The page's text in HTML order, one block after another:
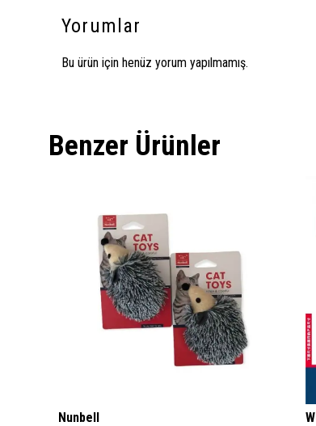
Yorumlar
Bu ürün için henüz yorum yapılmamış.
Benzer Ürünler
Nunbell